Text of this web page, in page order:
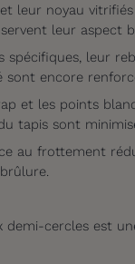
leur noyau
leur aspect
spécifiques, leur
sont encore
et les points
tapis sont
au frottement
demi-cercles est